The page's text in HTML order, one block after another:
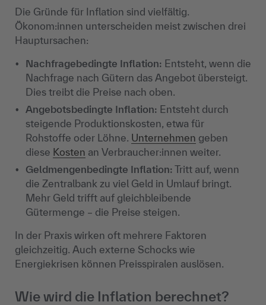
Die Gründe für Inflation sind vielfältig.
Ökonom:innen unterscheiden meist zwischen drei
Hauptursachen:
Nachfragebedingte Inflation: Entsteht, wenn die
Nachfrage nach Gütern das Angebot übersteigt.
Dies treibt die Preise nach oben.
Angebotsbedingte Inflation: Entsteht durch
steigende Produktionskosten, etwa für
Rohstoffe oder Löhne. Unternehmen geben
diese Kosten an Verbraucher:innen weiter.
Geldmengenbedingte Inflation: Tritt auf, wenn
die Zentralbank zu viel Geld in Umlauf bringt.
Mehr Geld trifft auf gleichbleibende
Gütermenge – die Preise steigen.
In der Praxis wirken oft mehrere Faktoren
gleichzeitig. Auch externe Schocks wie
Energiekrisen können Preisspiralen auslösen.
Wie wird die Inflation berechnet?